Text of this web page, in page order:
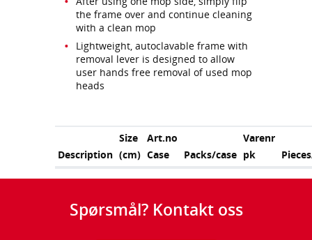
the frame over and continue cleaning
with a clean mop
Lightweight, autoclavable frame with
removal lever is designed to allow
user hands free removal of used mop
heads
Description
Size
(cm)
Art.no
Case
Packs/case
Varenr
pk
Spørsmål? Kontakt oss